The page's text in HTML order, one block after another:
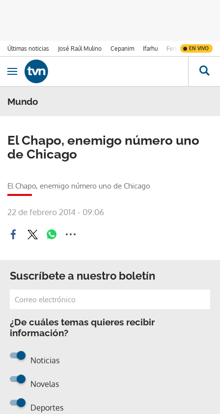
Últimas noticias José Raúl Mulino Cepanim Ifarhu Fenómeno de El
EN VIVO
Ir al contenido
Obrir navegació
Mundo
El Chapo, enemigo número uno
de Chicago
El Chapo, enemigo número uno de Chicago
22 de febrero 2014 - 09:06
Suscríbete a nuestro boletín
¿De cuáles temas quieres recibir
información?
Noticias
Novelas
Deportes